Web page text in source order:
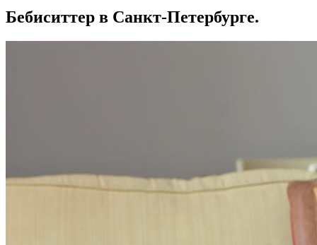
Бебиситтер в Санкт-Петербурге.